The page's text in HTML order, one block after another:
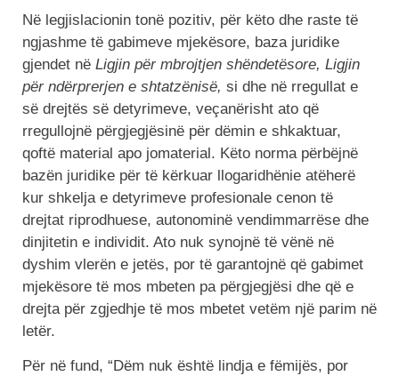
Në legjislacionin tonë pozitiv, për këto dhe raste të
ngjashme të gabimeve mjekësore, baza juridike
gjendet në Ligjin për mbrojtjen shëndetësore, Ligjin
për ndërprerjen e shtatzënisë, si dhe në rregullat e
së drejtës së detyrimeve, veçanërisht ato që
rregullojnë përgjegjësinë për dëmin e shkaktuar,
qoftë material apo jomaterial. Këto norma përbëjnë
bazën juridike për të kërkuar llogaridhënie atëherë
kur shkelja e detyrimeve profesionale cenon të
drejtat riprodhuese, autonominë vendimmarrëse dhe
dinjitetin e individit. Ato nuk synojnë të vënë në
dyshim vlerën e jetës, por të garantojnë që gabimet
mjekësore të mos mbeten pa përgjegjësi dhe që e
drejta për zgjedhje të mos mbetet vetëm një parim në
letër.
Për në fund, “Dëm nuk është lindja e fëmijës, por